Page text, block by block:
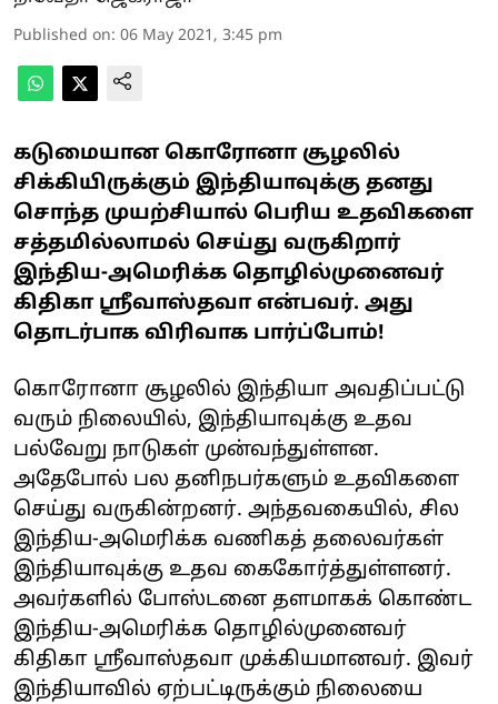
Published on: 06 May 2021, 3:45 pm
கடுமையான கொரோனா சூழலில்
சிக்கியிருக்கும் இந்தியாவுக்கு தனது
சொந்த முயற்சியால் பெரிய உதவிகளை
சத்தமில்லாமல் செய்து வருகிறார்
இந்திய-அமெரிக்க தொழில்முனைவர்
கிதிகா ஸ்ரீவாஸ்தவா என்பவர். அது
தொடர்பாக விரிவாக பார்ப்போம்!
கொரோனா சூழலில் இந்தியா அவதிப்பட்டு
வரும் நிலையில், இந்தியாவுக்கு உதவ
பல்வேறு நாடுகள் முன்வந்துள்ளன.
அதேபோல் பல தனிநபர்களும் உதவிகளை
செய்து வருகின்றனர். அந்தவகையில், சில
இந்திய-அமெரிக்க வணிகத் தலைவர்கள்
இந்தியாவுக்கு உதவ கைகோர்த்துள்ளனர்.
அவர்களில் போஸ்டனை தளமாகக் கொண்ட
இந்திய-அமெரிக்க தொழில்முனைவர்
கிதிகா ஸ்ரீவாஸ்தவா முக்கியமானவர். இவர்
இந்தியாவில் ஏற்பட்டிருக்கும் நிலையை